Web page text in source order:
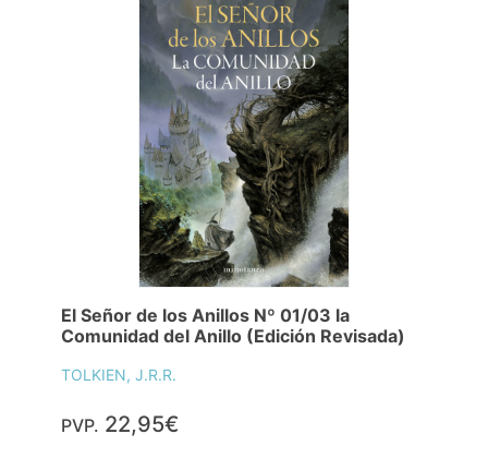
El Señor de los Anillos Nº 01/03 la
Comunidad del Anillo (Edición Revisada)
TOLKIEN, J.R.R.
PVP. 22,95€